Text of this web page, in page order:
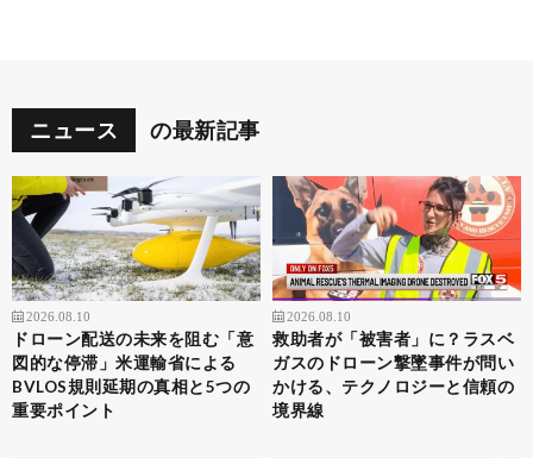
ニュース の最新記事
2026.08.10
ドローン配送の未来を阻む「意
図的な停滞」米運輸省による
BVLOS規則延期の真相と5つの
重要ポイント
2026.08.10
救助者が「被害者」に？ラスベ
ガスのドローン撃墜事件が問い
かける、テクノロジーと信頼の
境界線